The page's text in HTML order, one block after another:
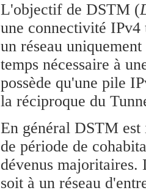
L'objectif de DSTM (
une connectivité IPv4
un réseau
temps nécessaire à
possède qu'une pile
la réciproque du
En général DSTM
de période de
dévenus majoritaires.
soit à un réseau